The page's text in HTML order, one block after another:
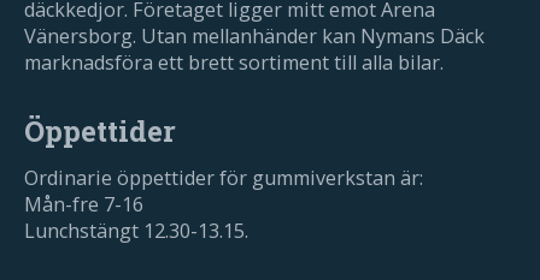
däckkedjor. Företaget ligger mitt emot Arena
Vänersborg. Utan mellanhänder kan Nymans Däck
marknadsföra ett brett sortiment till alla bilar.
Öppettider
Ordinarie öppettider för gummiverkstan är:
Mån-fre 7-16
Lunchstängt 12.30-13.15.